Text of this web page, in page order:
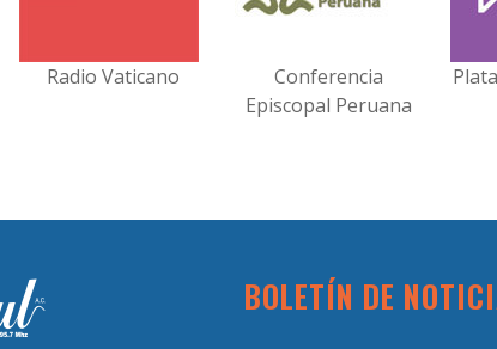
Radio Vaticano
Conferencia
Episcopal Peruana
BOLETÍN DE